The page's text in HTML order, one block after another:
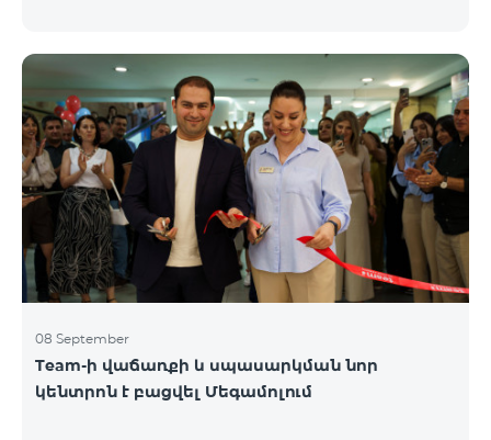
08 September
Team-ի վաճառքի և սպասարկման նոր
կենտրոն է բացվել Մեգամոլում